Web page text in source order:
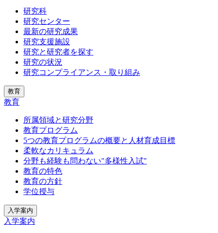
研究科
研究センター
最新の研究成果
研究支援施設
研究と研究者を探す
研究の状況
研究コンプライアンス・取り組み
教育
教育
所属領域と研究分野
教育プログラム
5つの教育プログラムの概要と人材育成目標
柔軟なカリキュラム
分野も経験も問わない"多様性入試"
教育の特色
教育の方針
学位授与
入学案内
入学案内